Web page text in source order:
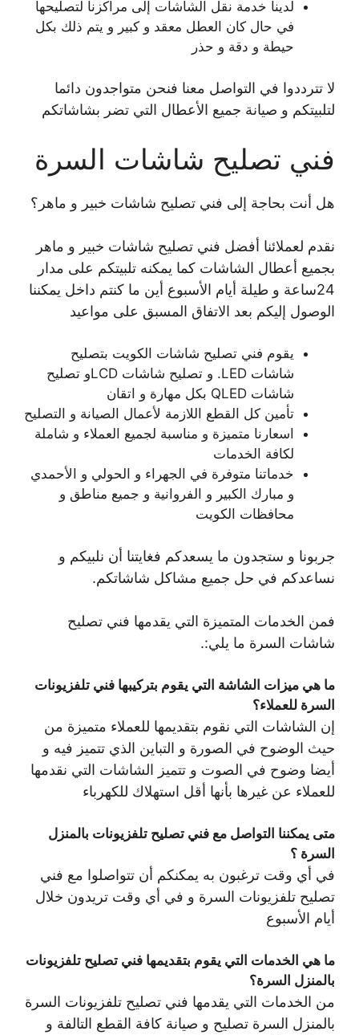
لدينا خدمة نقل الشاشات إلى مراكزنا لتصليحها
في حال كان العطل معقد و كبير و يتم ذلك بكل
حيطة و دقة و حذر
لا تترددوا في التواصل معنا فنحن متواجدون دائما
لتلبيتكم و صيانة جميع الأعطال التي تضر بشاشاتكم
فني تصليح شاشات السرة
هل أنت بحاجة إلى فني تصليح شاشات خبير و ماهر؟
نقدم لعملائنا أفضل فني تصليح شاشات خبير و ماهر
بجميع أعطال الشاشات كما يمكنه تلبيتكم على مدار
24ساعة و طيلة أيام الأسبوع أين ما كنتم داخل يمكننا
الوصول إليكم بعد الاتفاق المسبق على مواعيد
يقوم فني تصليح شاشات الكويت بتصليح
شاشات LED. و تصليح شاشات LCDو تصليح
شاشات QLED بكل مهارة و اتقان
تأمين كل القطع اللازمة لأعمال الصيانة و التصليح
اسعارنا متميزة و مناسبة لجميع العملاء و شاملة
لكافة الخدمات
خدماتنا متوفرة في الجهراء و الحولي و الأحمدي
و مبارك الكبير و الفروانية و جميع مناطق و
محافظات الكويت
جربونا و ستجدون ما يسعدكم فغايتنا أن نلبيكم و
نساعدكم في حل جميع مشاكل شاشاتكم.
فمن الخدمات المتميزة التي يقدمها فني تصليح
شاشات السرة ما يلي:.
ما هي ميزات الشاشة التي يقوم بتركيبها فني تلفزيونات
السرة للعملاء؟
إن الشاشات التي نقوم بتقديمها للعملاء متميزة من
حيث الوضوح في الصورة و التباين الذي تتميز فيه و
أيضا وضوح في الصوت و تتميز الشاشات التي نقدمها
للعملاء عن غيرها بأنها أقل استهلاك للكهرباء
متى يمكننا التواصل مع فني تصليح تلفزيونات بالمنزل
السرة ؟
في أي وقت ترغبون به يمكنكم أن تتواصلوا مع فني
تصليح تلفزيونات السرة و في أي وقت تريدون خلال
أيام الأسبوع
ما هي الخدمات التي يقوم بتقديمها فني تصليح تلفزيونات
بالمنزل السرة؟
من الخدمات التي يقدمها فني تصليح تلفزيونات السرة
بالمنزل السرة تصليح و صيانة كافة القطع التالفة و